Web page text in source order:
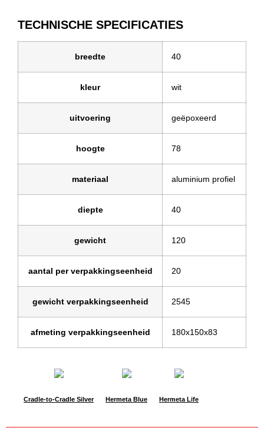
TECHNISCHE SPECIFICATIES
breedte 40
kleur wit
uitvoering geëpoxeerd
hoogte 78
materiaal aluminium profiel
diepte 40
gewicht 120
aantal per verpakkingseenheid 20
gewicht verpakkingseenheid 2545
afmeting verpakkingseenheid 180x150x83
Cradle-to-Cradle Silver Hermeta Blue Hermeta Life